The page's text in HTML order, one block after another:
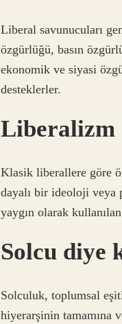
Liberal savunucuları
özgürlüğü, basın
ekonomik ve siyasi
desteklerler.
Liberalizm
Klasik liberallere göre
dayalı bir ideoloji veya
yaygın olarak
Solcu diye
Solculuk, toplumsal
hiyerarşinin tamamına